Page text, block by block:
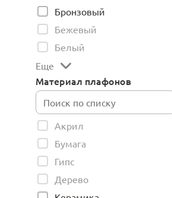
Бронзовый
Бежевый
Белый
Еще
Материал плафонов
Акрил
Бумага
Гипс
Дерево